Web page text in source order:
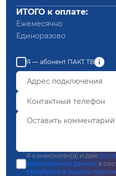
ИТОГО к оплате:
Ежемесячно
Единоразово
Я — абонент ПАКТ ТВ
Я ознакомлен(а) и даю
персональных данных в
обработки и защиты